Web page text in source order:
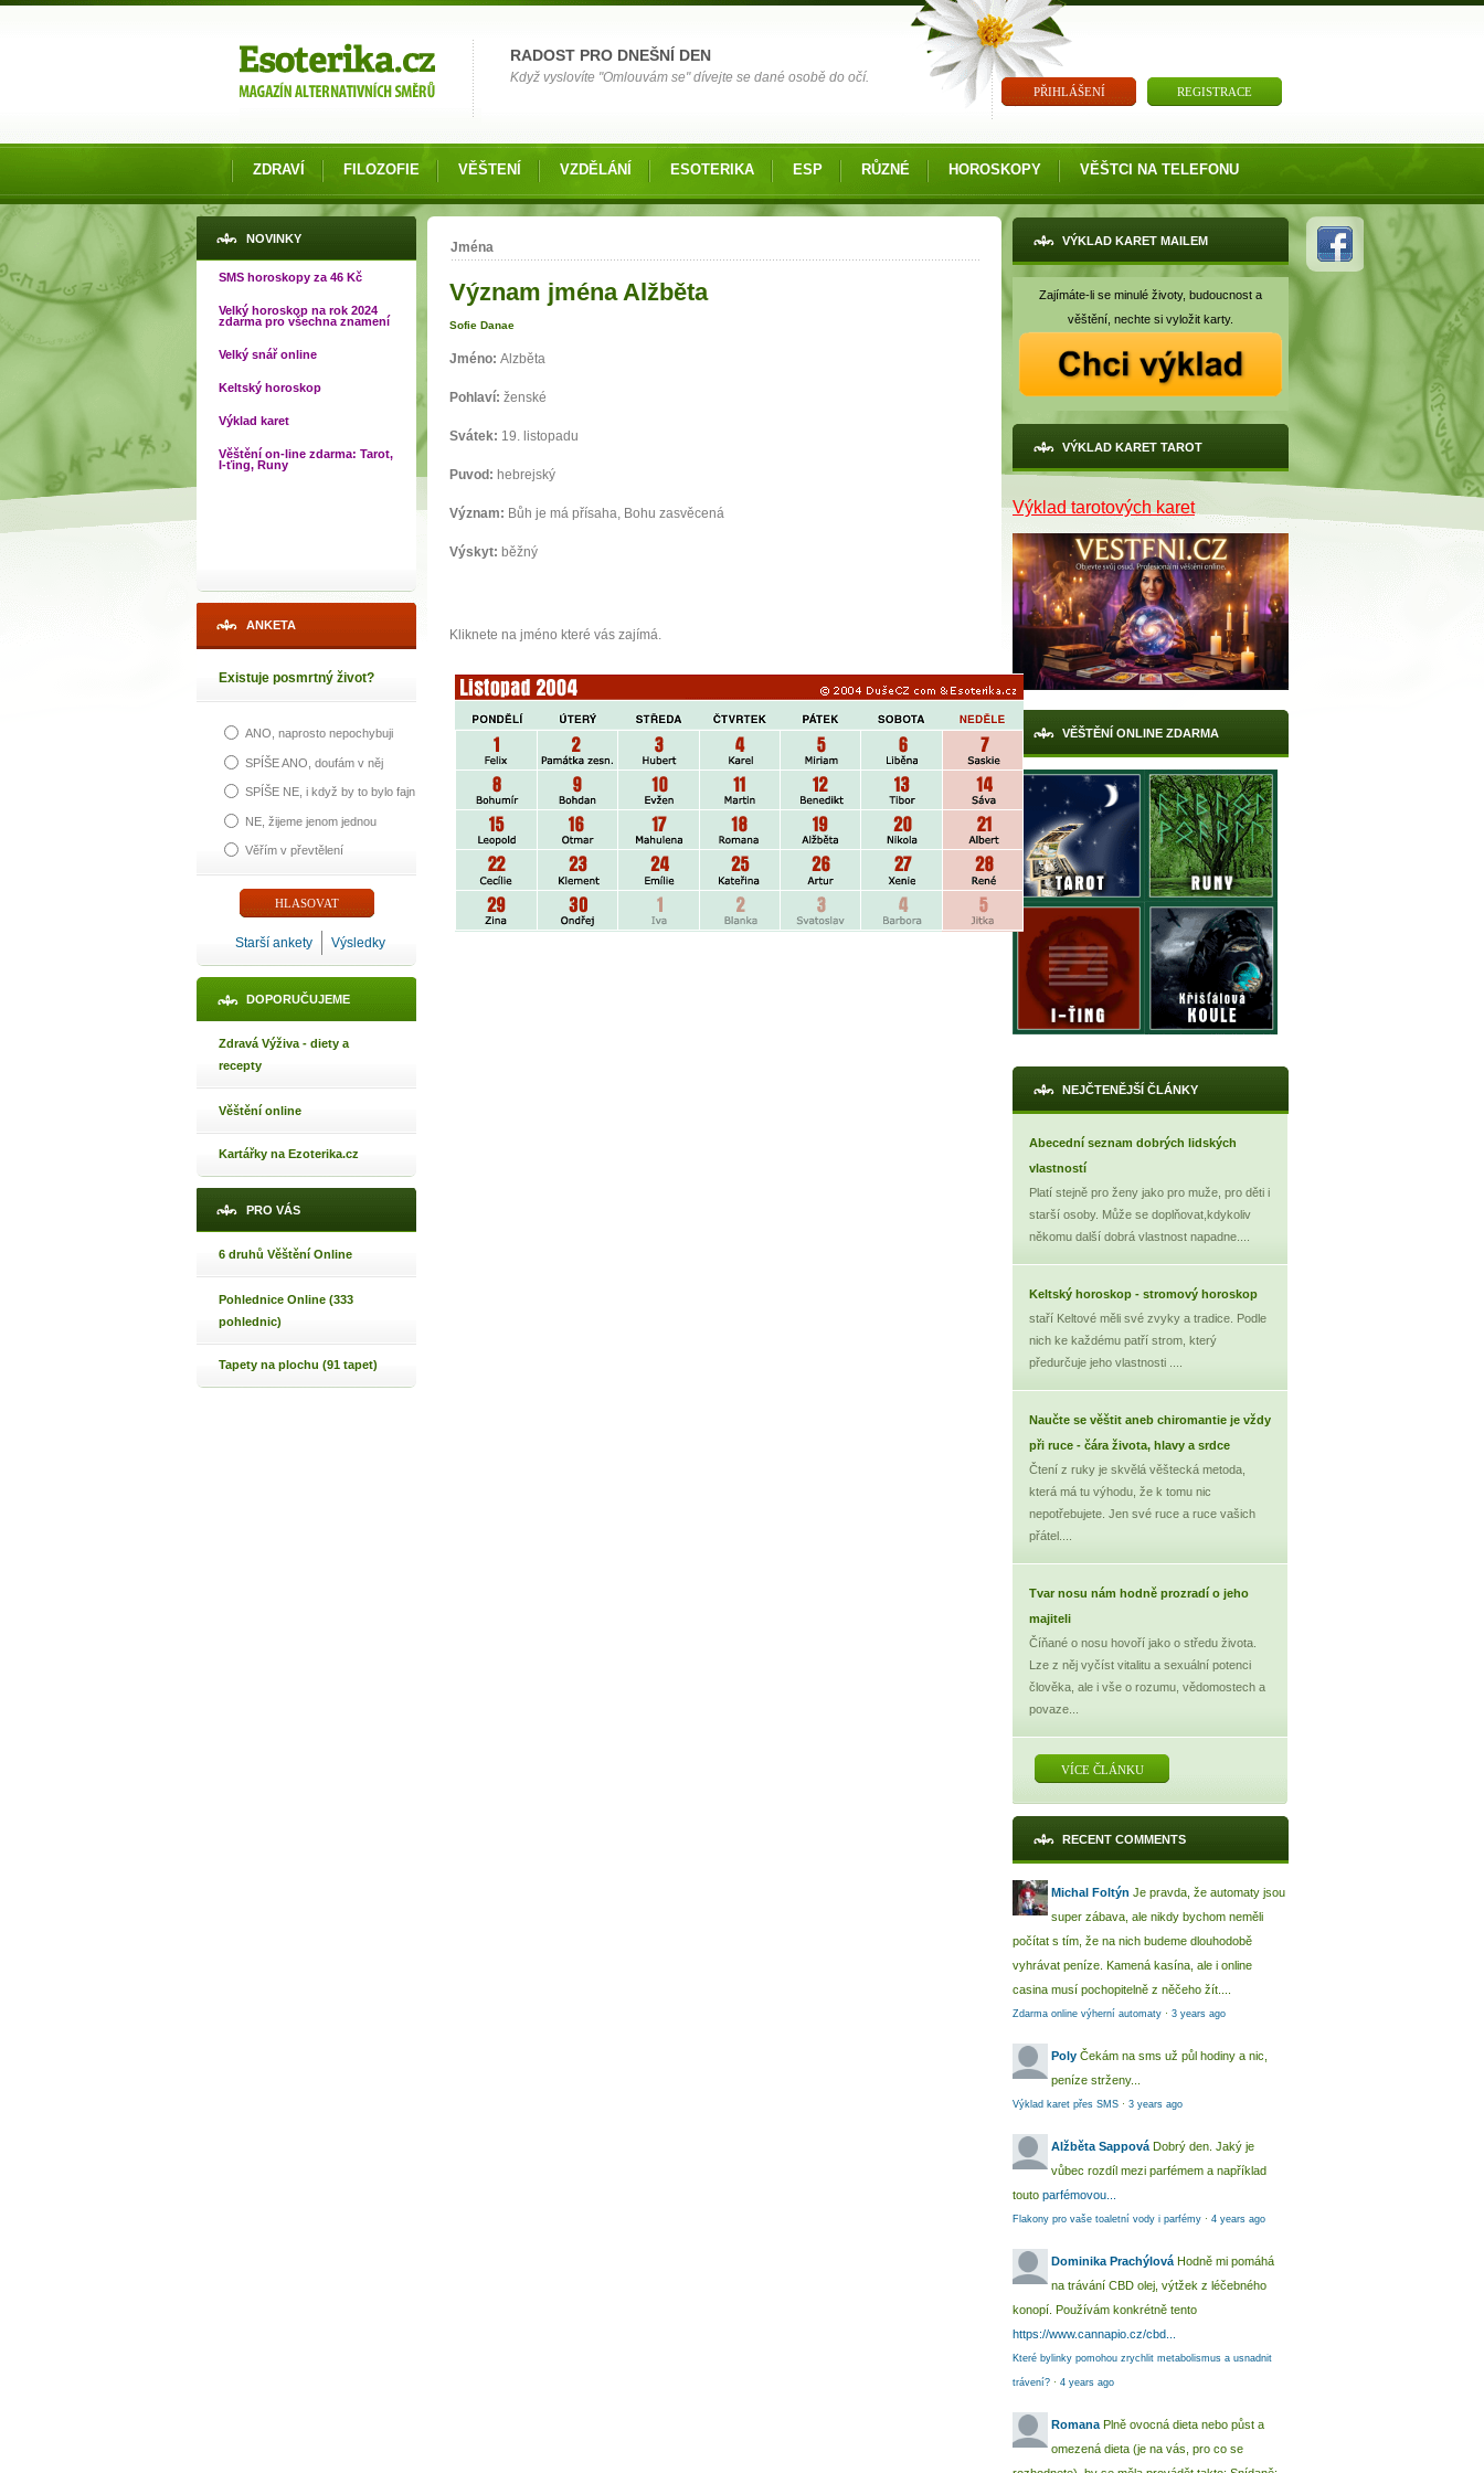
RADOST PRO DNEŠNÍ DEN
Když vyslovíte "Omlouvám se" dívejte se dané osobě do očí.
PŘIHLÁŠENÍ REGISTRACE
ZDRAVÍ FILOZOFIE VĚŠTENÍ VZDĚLÁNÍ ESOTERIKA ESP RŮZNÉ HOROSKOPY VĚŠTCI NA TELEFONU
NOVINKY
SMS horoskopy za 46 Kč
Velký horoskop na rok 2024
zdarma pro všechna znamení
Velký snář online
Keltský horoskop
Výklad karet
Věštění on-line zdarma: Tarot,
I-ťing, Runy
ANKETA
Existuje posmrtný život?
ANO, naprosto nepochybuji
SPÍŠE ANO, doufám v něj
SPÍŠE NE, i když by to bylo fajn
NE, žijeme jenom jednou
Věřím v převtělení
Starší ankety Výsledky
DOPORUČUJEME
Zdravá Výživa - diety a
recepty
Věštění online
Kartářky na Ezoterika.cz
PRO VÁS
6 druhů Věštění Online
Pohlednice Online (333
pohlednic)
Tapety na plochu (91 tapet)
Jste zde
Jména
Význam jména Alžběta
Sofie Danae
Jméno: Alzběta
Pohlaví: ženské
Svátek: 19. listopadu
Puvod: hebrejský
Význam: Bůh je má přísaha, Bohu zasvěcená
Výskyt: běžný
Kliknete na jméno které vás zajímá.
VÝKLAD KARET MAILEM
Zajímáte-li se minulé životy, budoucnost a
věštění, nechte si vyložit karty.
VÝKLAD KARET TAROT
Výklad tarotových karet
VĚŠTĚNÍ ONLINE ZDARMA
NEJČTENĚJŠÍ ČLÁNKY
Abecední seznam dobrých lidských
vlastností
Platí stejně pro ženy jako pro muže, pro děti i
starší osoby. Může se doplňovat,kdykoliv
někomu další dobrá vlastnost napadne....
Keltský horoskop - stromový horoskop
staří Keltové měli své zvyky a tradice. Podle
nich ke každému patří strom, který
předurčuje jeho vlastnosti ....
Naučte se věštit aneb chiromantie je vždy
při ruce - čára života, hlavy a srdce
Čtení z ruky je skvělá věštecká metoda,
která má tu výhodu, že k tomu nic
nepotřebujete. Jen své ruce a ruce vašich
přátel....
Tvar nosu nám hodně prozradí o jeho
majiteli
Číňané o nosu hovoří jako o středu života.
Lze z něj vyčíst vitalitu a sexuální potenci
člověka, ale i vše o rozumu, vědomostech a
povaze...
VÍCE ČLÁNKU
RECENT COMMENTS
Michal Foltýn Je pravda, že automaty jsou
super zábava, ale nikdy bychom neměli
počítat s tím, že na nich budeme dlouhodobě
vyhrávat peníze. Kamená kasína, ale i online
casina musí pochopitelně z něčeho žít....
Zdarma online výherní automaty · 3 years ago
Poly Čekám na sms už půl hodiny a nic,
peníze strženy...
Výklad karet přes SMS · 3 years ago
Alžběta Sappová Dobrý den. Jaký je
vůbec rozdíl mezi parfémem a například
touto parfémovou...
Flakony pro vaše toaletní vody i parfémy · 4 years ago
Dominika Prachýlová Hodně mi pomáhá
na trávání CBD olej, výtžek z léčebného
konopí. Používám konkrétně tento
https://www.cannapio.cz/cbd...
Které bylinky pomohou zrychlit metabolismus a usnadnit
trávení? · 4 years ago
Romana Plně ovocná dieta nebo půst a
omezená dieta (je na vás, pro co se